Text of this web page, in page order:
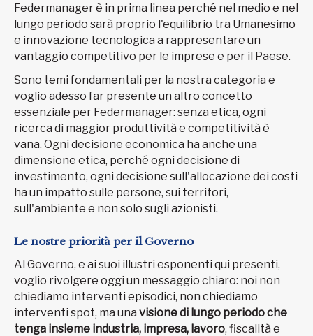
Federmanager è in prima linea perché nel medio e nel
lungo periodo sarà proprio l'equilibrio tra Umanesimo
e innovazione tecnologica a rappresentare un
vantaggio competitivo per le imprese e per il Paese.
Sono temi fondamentali per la nostra categoria e
voglio adesso far presente un altro concetto
essenziale per Federmanager: senza etica, ogni
ricerca di maggior produttività e competitività è
vana. Ogni decisione economica ha anche una
dimensione etica, perché ogni decisione di
investimento, ogni decisione sull'allocazione dei costi
ha un impatto sulle persone, sui territori,
sull'ambiente e non solo sugli azionisti.
Le nostre priorità per il Governo
Al Governo, e ai suoi illustri esponenti qui presenti,
voglio rivolgere oggi un messaggio chiaro: noi non
chiediamo interventi episodici, non chiediamo
interventi spot, ma una visione di lungo periodo che
tenga insieme industria, impresa, lavoro, fiscalità e